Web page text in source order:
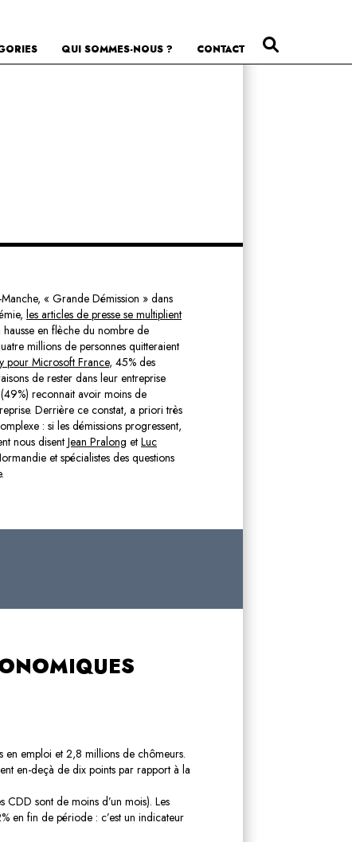
QUI SOMMES-NOUS ? CONTACT
« Grande Démission » dans
les articles de presse se multiplient
en flèche du nombre de
millions de personnes quitteraient
pour Microsoft France, 45% des
de rester dans leur entreprise
reconnait avoir moins de
Derrière ce constat, a priori très
: si les démissions progressent,
nous disent Jean Pralong et Luc
et spécialistes des questions
en emploi et 2,8 millions de chômeurs.
en-deçà de dix points par rapport à la
sont de moins d’un mois). Les
en fin de période : c’est un indicateur